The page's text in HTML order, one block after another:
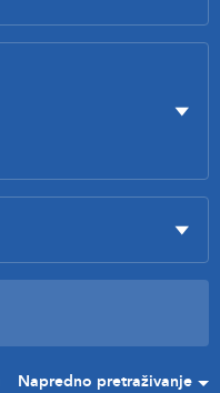
Napredno pretraživanje